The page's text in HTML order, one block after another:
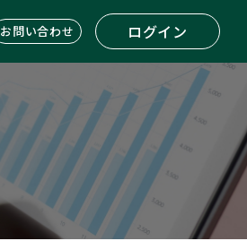
お問い合わせ ログイン